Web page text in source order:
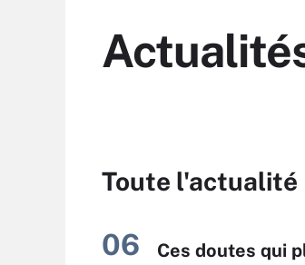
Toute l'actualité
06 Ces doutes qui